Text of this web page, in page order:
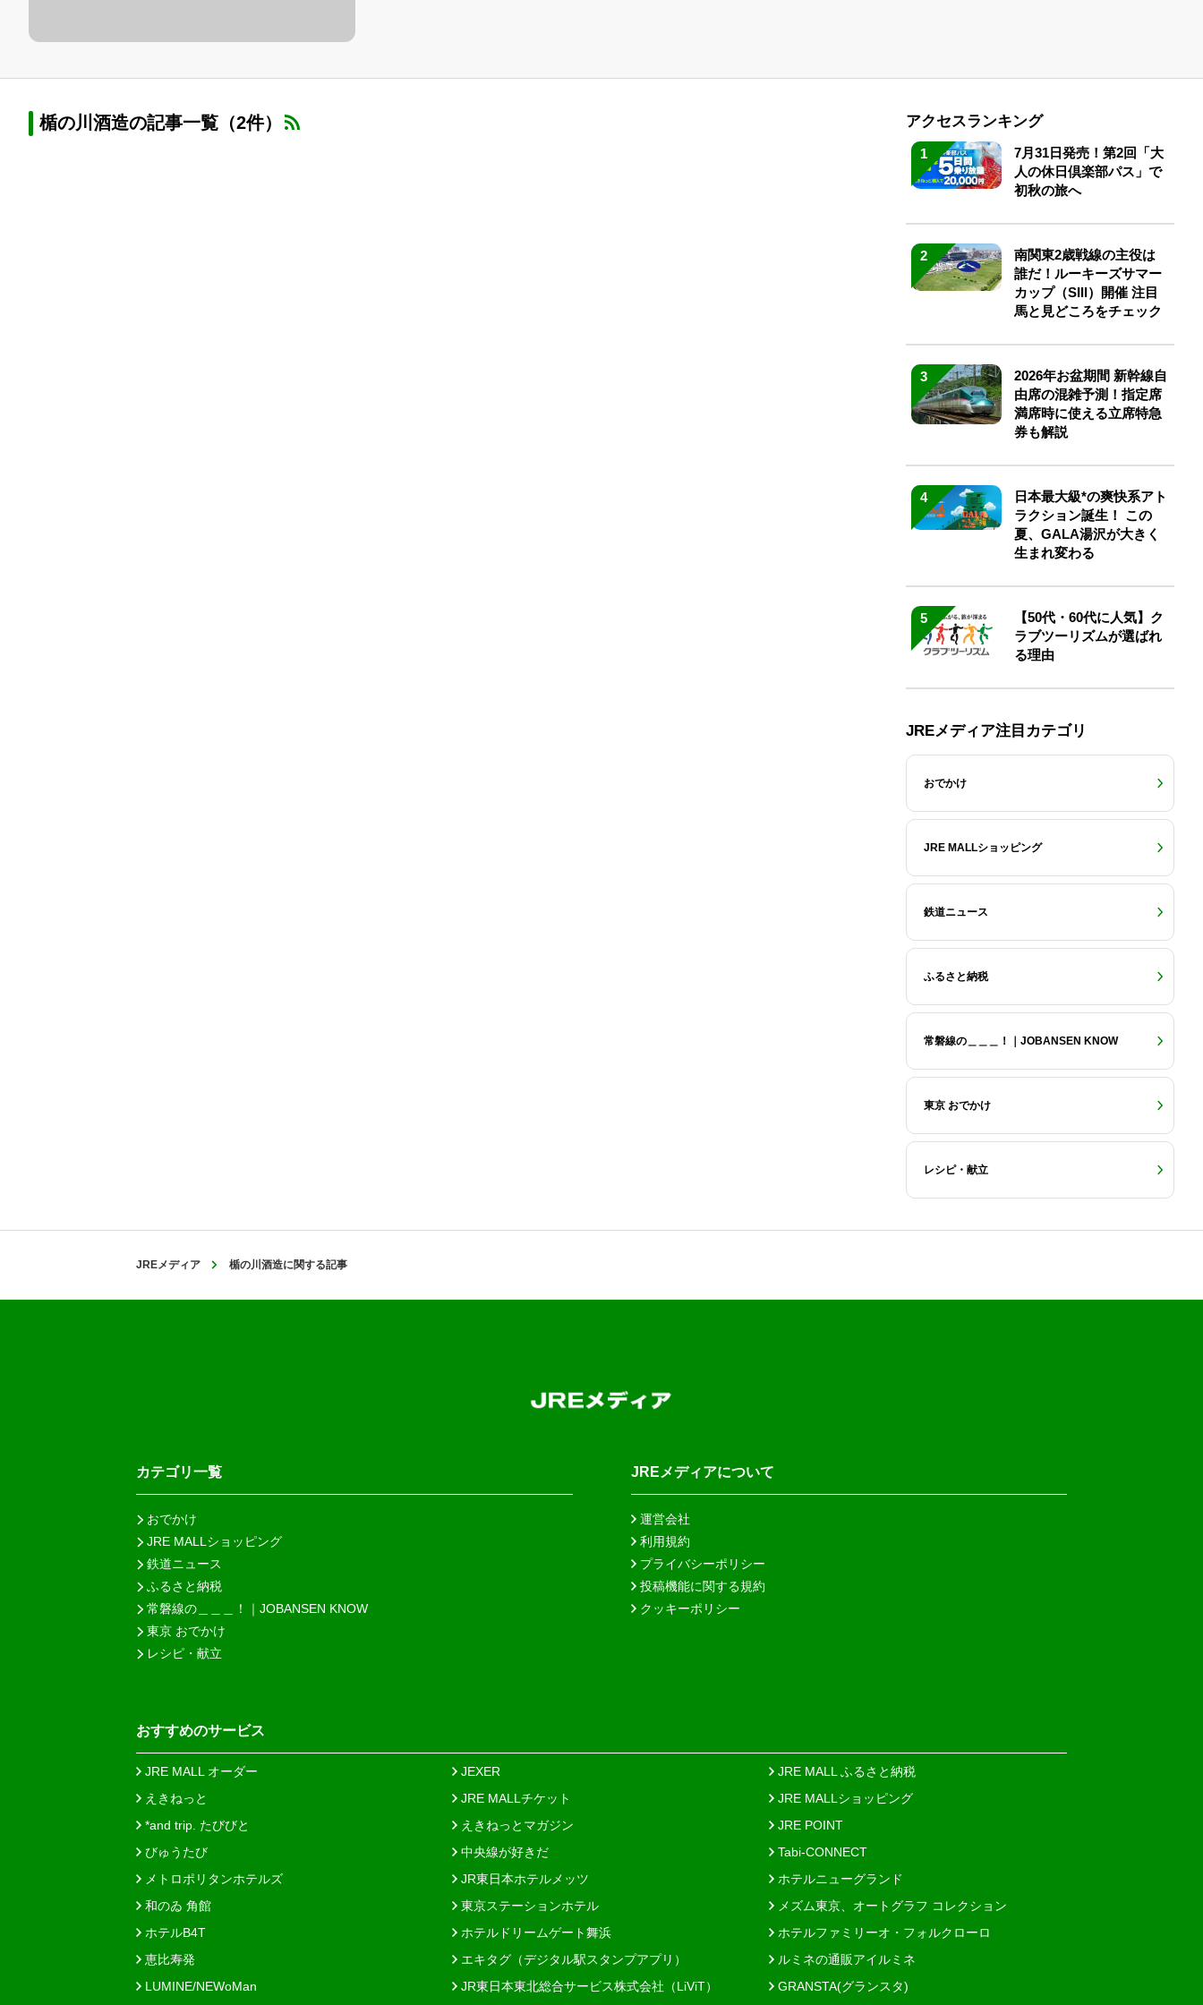
楯の川酒造の記事一覧（2件） アクセスランキング
1
7月31日発売！第2回「大
人の休日倶楽部パス」で
初秋の旅へ
2
南関東2歳戦線の主役は
誰だ！ルーキーズサマー
カップ（SIII）開催 注目
馬と見どころをチェック
3
2026年お盆期間 新幹線自
由席の混雑予測！指定席
満席時に使える立席特急
券も解説
4
日本最大級*の爽快系アト
ラクション誕生！ この
夏、GALA湯沢が大きく
生まれ変わる
5
【50代・60代に人気】ク
ラブツーリズムが選ばれ
る理由
JREメディア注目カテゴリ
おでかけ
JRE MALLショッピング
鉄道ニュース
ふるさと納税
常磐線の＿＿＿！｜JOBANSEN KNOW
東京 おでかけ
レシピ・献立
JREメディア 楯の川酒造に関する記事
カテゴリ一覧
おでかけ
JRE MALLショッピング
鉄道ニュース
ふるさと納税
常磐線の＿＿＿！｜JOBANSEN KNOW
東京 おでかけ
レシピ・献立
JREメディアについて
運営会社
利用規約
プライバシーポリシー
投稿機能に関する規約
クッキーポリシー
おすすめのサービス
JRE MALL オーダー JEXER
JRE MALL ふるさと納税
えきねっと
JRE MALLチケット
JRE MALLショッピング
*and trip. たびびと
えきねっとマガジン
JRE POINT
びゅうたび
中央線が好きだ
Tabi-CONNECT
メトロポリタンホテルズ
JR東日本ホテルメッツ
ホテルニューグランド
和のゐ 角館
東京ステーションホテル
メズム東京、オートグラフ コレクション
ホテルB4T
ホテルドリームゲート舞浜
ホテルファミリーオ・フォルクローロ
恵比寿発
エキタグ（デジタル駅スタンプアプリ）
ルミネの通販アイルミネ
LUMINE/NEWoMan
JR東日本東北総合サービス株式会社（LiViT） GRANSTA(グランスタ)